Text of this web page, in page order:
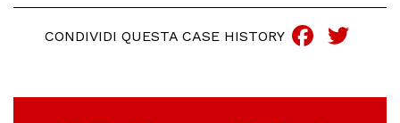
CONDIVIDI QUESTA CASE HISTORY